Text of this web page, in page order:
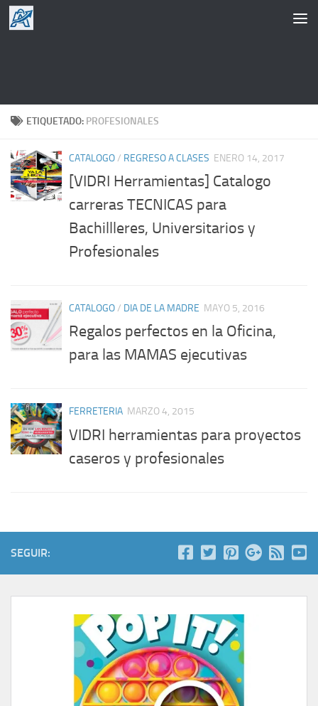
Saltar al contenido
ETIQUETADO: PROFESIONALES
CATALOGO/ REGRESO A CLASES ENERO 14, 2017
[VIDRI Herramientas] Catalogo
carreras TECNICAS para
Bachillleres, Universitarios y
Profesionales
CATALOGO/ DIA DE LA MADRE MAYO 5, 2016
Regalos perfectos en la Oficina,
para las MAMAS ejecutivas
FERRETERIA MARZO 4, 2015
VIDRI herramientas para proyectos
caseros y profesionales
SEGUIR: